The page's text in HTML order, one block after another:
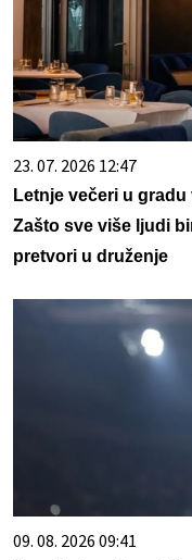
23. 07. 2026 12:47
Letnje večeri u
Zašto sve više ljudi
pretvori u druženje
09. 08. 2026 09:41